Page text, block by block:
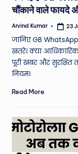
चौंकाने वाले फायदे
Posted
Arvind Kumar 23
जानिए GB
खतरे। क्या
पूरी खबर और
नियम।
Read More